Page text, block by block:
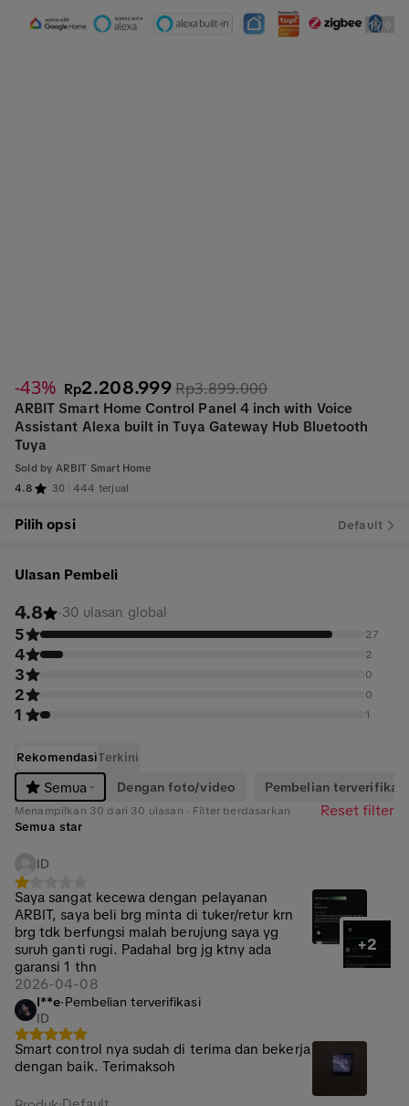
1/
-43% Rp2.208.999Rp3.899.000
ARBIT Smart Home Control Panel 4 inch with Voice
Assistant Alexa built in Tuya Gateway Hub Bluetooth
Tuya
Sold by ARBIT Smart Home
4.8
30 444 terjual
Pilih opsi Default
Ulasan Pembeli
4.8 ·30 ulasan global
5 27
4 2
3 0
2 0
1 1
RekomendasiTerkini
Semua
Dengan foto/video Pembelian terverifikasi
Menampilkan 30 dari 30 ulasan · Filter berdasarkan Reset filter
Semua star
ID
Saya sangat kecewa dengan pelayanan
ARBIT, saya beli brg minta di tuker/retur krn
brg tdk berfungsi malah berujung saya yg
suruh ganti rugi. Padahal brg jg ktny ada
garansi 1 thn
+2
2026-04-08
I**e·Pembelian terverifikasi
ID
Smart control nya sudah di terima dan bekerja
dengan baik. Terimaksoh